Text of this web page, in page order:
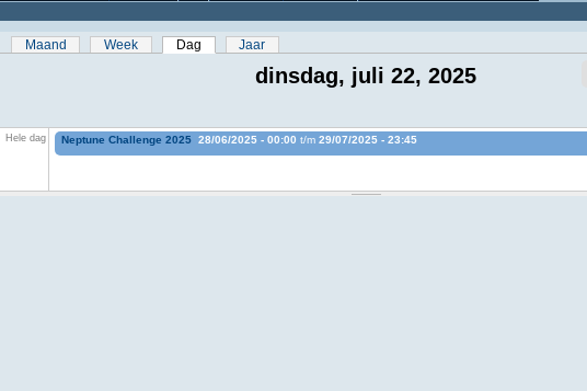
Primaire tabs
Maand Week Dag (actieve tabblad)
Jaar
dinsdag, juli 22, 2025
Hele dag Neptune Challenge 2025 28/06/2025 - 00:00 t/m 29/07/2025 - 23:45